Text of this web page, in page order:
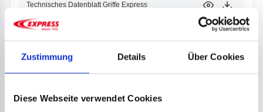
Zustimmung Details Über Cookies
Diese Webseite verwendet Cookies
Technisches Datenblatt Griffe Express
PRODUKTE
PARTNER